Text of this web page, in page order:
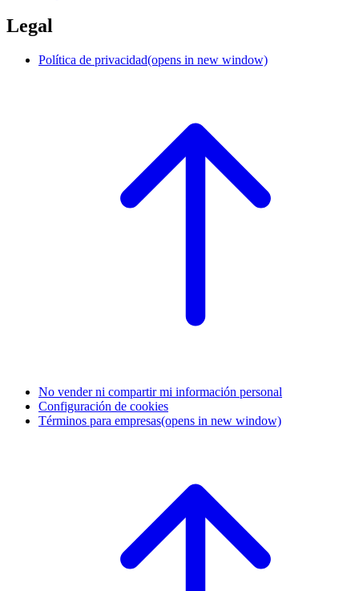
Legal
Política de privacidad(opens in new window)
No vender ni compartir mi información personal
Configuración de cookies
Términos para empresas(opens in new window)